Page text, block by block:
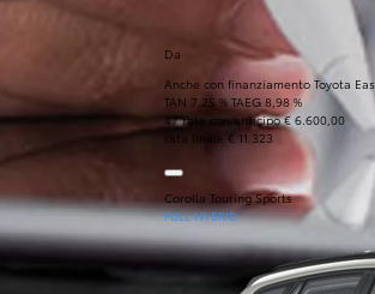
Da
Anche con finanziamento Toyota
TAN 7,25 % TAEG 8,98 %
47 rate con anticipo € 6.600,00
rata finale € 11.323
Corolla Touring Sports
FULL HYBRID